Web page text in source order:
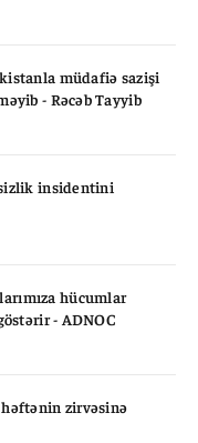
müdafiə sazişi
- Rəcəb Tayyib
insidentini
hücumlar
- ADNOC
həftənin zirvəsinə